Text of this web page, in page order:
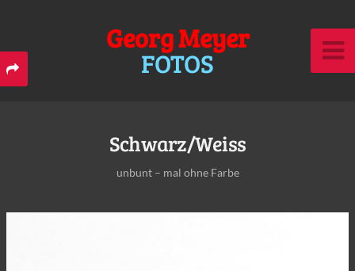
Georg Meyer
FOTOS
Schwarz/Weiss
unbunt – mal ohne Farbe